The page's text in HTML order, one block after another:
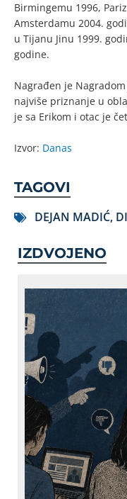
Birmingemu 1996,
Amsterdamu 2004.
u Tijanu Jinu 1999.
godine.
Nagrađen je
najviše priznanje u
je sa Erikom i otac je
Izvor: Danas
TAGOVI
DEJAN MADIĆ,
IZDVOJENO